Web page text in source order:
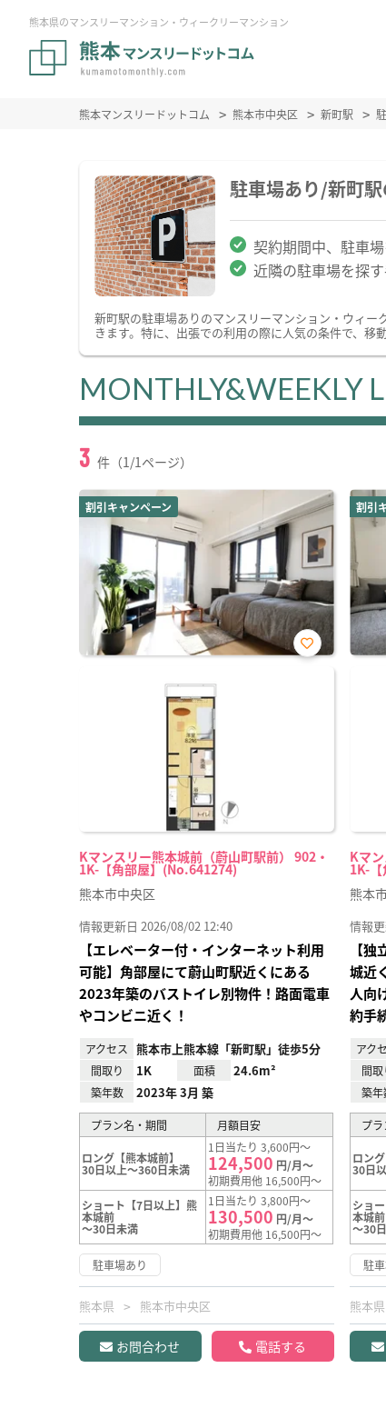
熊本県のマンスリーマンション・ウィークリーマンション
熊本マンスリードットコム 熊本市中央区 新町駅
駐車場あり/新町
契約期間中、駐車
近隣の駐車場を探
新町駅の駐車場ありのマンスリーマンション・ウィ
きます。特に、出張での利用の際に人気の条件で、移
MONTHLY&WEEKLY
3 件（1/1ページ）
割引キャンペーン
Kマンスリー熊本城前（蔚山町駅前） 902・
1K-【角部屋】(No.641274)
お気
熊本市中央区
情報更新日 2026/08/02 12:40
【エレベーター付・インターネット利用
可能】角部屋にて蔚山町駅近くにある
2023年築のバストイレ別物件！路面電車
やコンビニ近く！
アクセス 熊本市上熊本線「新町駅」徒歩5分
間取り 1K 面積 24.6m²
築年数 2023年 3月 築
プラン名・期間 月額目安
ロング【熊本城前】
30日以上～360日未満
1日当たり 3,600円～
124,500 円/月～
初期費用他 16,500円～
ショート【7日以上】熊
本城前
～30日未満
1日当たり 3,800円～
130,500 円/月～
初期費用他 16,500円～
駐車場あり
熊本県 熊本市中央区
お問合わせ 電話する
割引
Kマ
1K-
熊本
情報
【
城近
人向
約手
アク
間取
築年
プ
ロン
30日
ショ
本城前
～30
駐
熊本県